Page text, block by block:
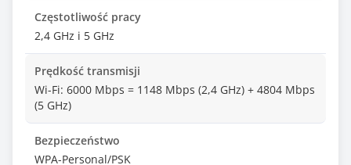
Częstotliwość pracy
2,4 GHz i 5 GHz
Prędkość transmisji
Wi-Fi: 6000 Mbps = 1148 Mbps (2,4 GHz) + 4804 Mbps
(5 GHz)
Bezpieczeństwo
WPA-Personal/PSK